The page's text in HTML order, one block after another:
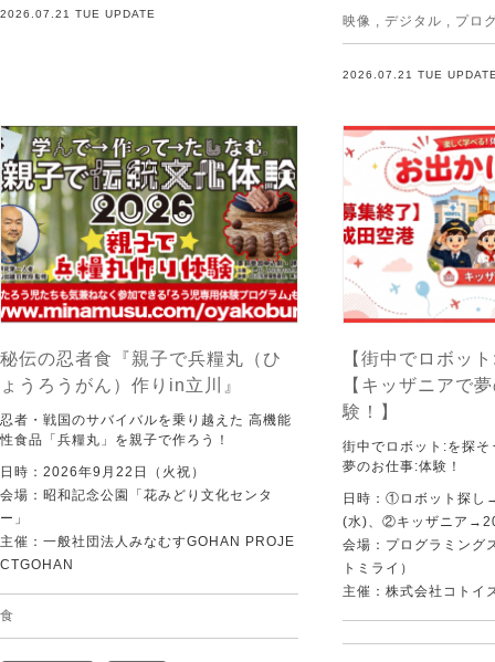
2026.07.21 TUE UPDATE 映像 , デジタル , プロ
2026.07.21 TUE
秘伝の忍者食『親子で兵糧丸（ひ
ょうろうがん）作りin立川』
忍者・戦国のサバイバルを乗り越えた 高機能
性食品「兵糧丸」を親子で作ろう！
日時：2026年9月22日（火祝）
会場：昭和記念公園「花みどり文化センタ
ー」
主催：一般社団法人みなむすGOHAN PROJE
CTGOHAN
食
【街中でロボッ
【キッザニアで
験！】
街中でロボット:を探
夢のお仕事:体験！
日時：①ロボット探
(水)、②キッザニア
会場：プログラミン
トミライ）
主催：株式会社コトイ